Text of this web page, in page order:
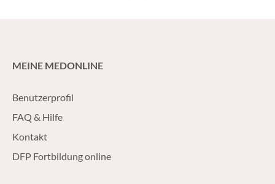
MEINE MEDONLINE
Benutzerprofil
FAQ & Hilfe
Kontakt
DFP Fortbildung online